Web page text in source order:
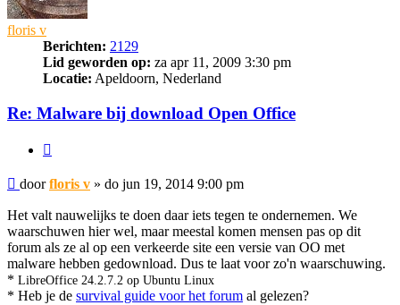
floris v
Berichten: 2129
Lid geworden op: za apr 11, 2009 3:30 pm
Locatie: Apeldoorn, Nederland
Re: Malware bij download Open Office
Bericht
doorfloris v » do jun 19, 2014 9:00 pm
Het valt nauwelijks te doen daar iets tegen te ondernemen. We
waarschuwen hier wel, maar meestal komen mensen pas op dit
forum als ze al op een verkeerde site een versie van OO met
malware hebben gedownload. Dus te laat voor zo'n waarschuwing.
* LibreOffice 24.2.7.2 op Ubuntu Linux
* Heb je de survival guide voor het forum al gelezen?